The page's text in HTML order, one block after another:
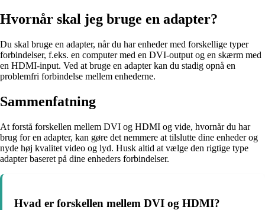
Hvornår skal jeg bruge en adapter?
Du skal bruge en adapter, når du har enheder med forskellige typer
forbindelser, f.eks. en computer med en DVI-output og en skærm med
en HDMI-input. Ved at bruge en adapter kan du stadig opnå en
problemfri forbindelse mellem enhederne.
Sammenfatning
At forstå forskellen mellem DVI og HDMI og vide, hvornår du har
brug for en adapter, kan gøre det nemmere at tilslutte dine enheder og
nyde høj kvalitet video og lyd. Husk altid at vælge den rigtige type
adapter baseret på dine enheders forbindelser.
Hvad er forskellen mellem DVI og HDMI?